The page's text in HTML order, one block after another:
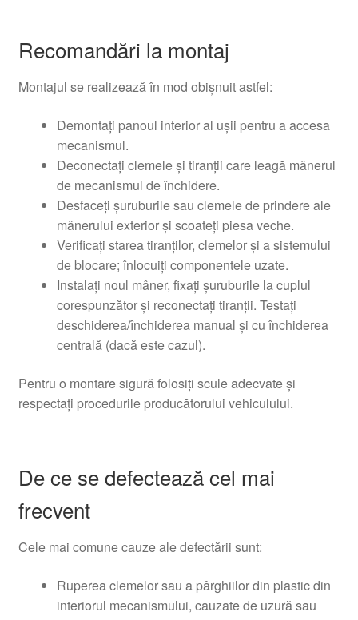
Recomandări la montaj
Montajul se realizează în mod obișnuit astfel:
Demontați panoul interior al ușii pentru a accesa
mecanismul.
Deconectați clemele și tiranții care leagă mânerul
de mecanismul de închidere.
Desfaceți șuruburile sau clemele de prindere ale
mânerului exterior și scoateți piesa veche.
Verificați starea tiranților, clemelor și a sistemului
de blocare; înlocuiți componentele uzate.
Instalați noul mâner, fixați șuruburile la cuplul
corespunzător și reconectați tiranții. Testați
deschiderea/închiderea manual și cu închiderea
centrală (dacă este cazul).
Pentru o montare sigură folosiți scule adecvate și
respectați procedurile producătorului vehiculului.
De ce se defectează cel mai
frecvent
Cele mai comune cauze ale defectării sunt:
Ruperea clemelor sau a pârghiilor din plastic din
interiorul mecanismului, cauzate de uzură sau